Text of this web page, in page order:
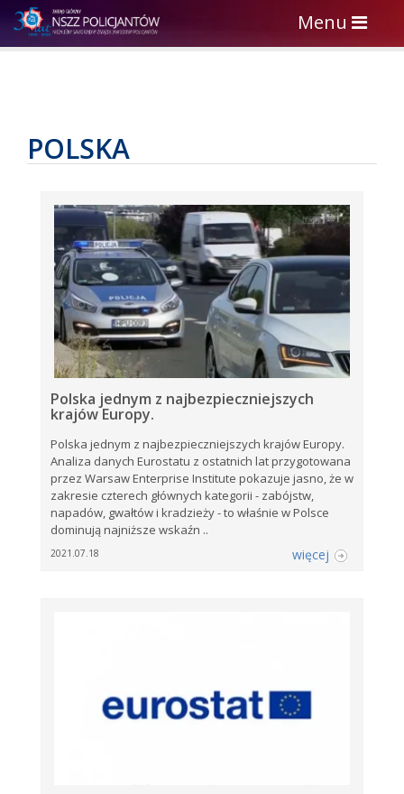
Toggle
navigation
Menu
POLSKA
Polska jednym z najbezpieczniejszych
krajów Europy.
Polska jednym z najbezpieczniejszych krajów Europy.
Analiza danych Eurostatu z ostatnich lat przygotowana
przez Warsaw Enterprise Institute pokazuje jasno, że w
zakresie czterech głównych kategorii - zabójstw,
napadów, gwałtów i kradzieży - to właśnie w Polsce
dominują najniższe wskaźn ..
2021.07.18 więcej